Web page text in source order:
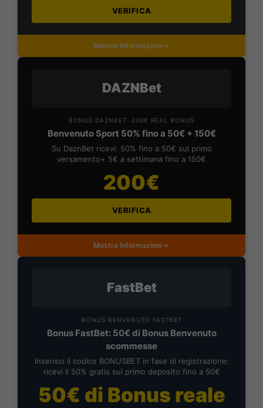
VERIFICA
Mostra Informazioni
DAZNBet
BONUS DAZNBET: 200€ REAL BONUS
Benvenuto Sport 50% fino a 50€ + 150€
Su DaznBet ricevi: 50% fino a 50€ sul primo
versamento+ 5€ a settimana fino a 150€
200€
VERIFICA
Mostra Informazioni
FastBet
BONUS BENVENUTO FASTBET
Bonus FastBet: 50€ di Bonus Benvenuto
scommesse
Inserisci il codice BONUSBET in fase di registrazione:
ricevi il 50% gratis sul primo deposito fino a 50€
50€ di Bonus reale